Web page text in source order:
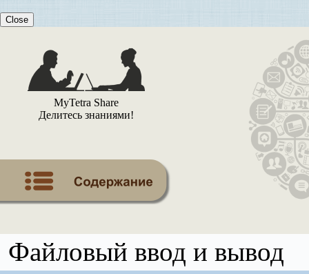
Close
MyTetra Share
Делитесь знаниями!
Файловый ввод и вывод